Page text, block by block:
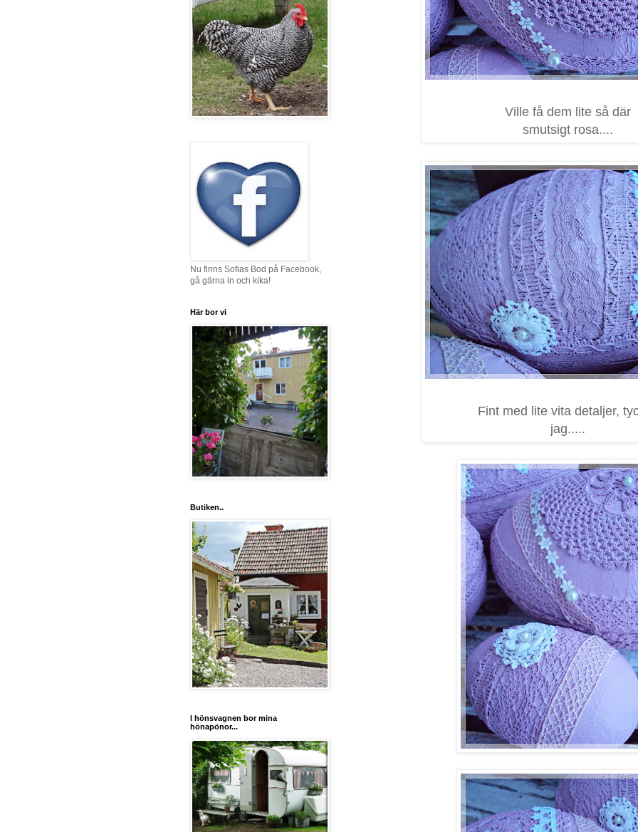
Ville få dem lite så där
smutsigt rosa....
Fint med lite vita detaljer,
jag.....
Nu finns Sofias Bod på Facebook,
gå gärna in och kika!
Här bor vi
Butiken..
I hönsvagnen bor mina
hönapönor...